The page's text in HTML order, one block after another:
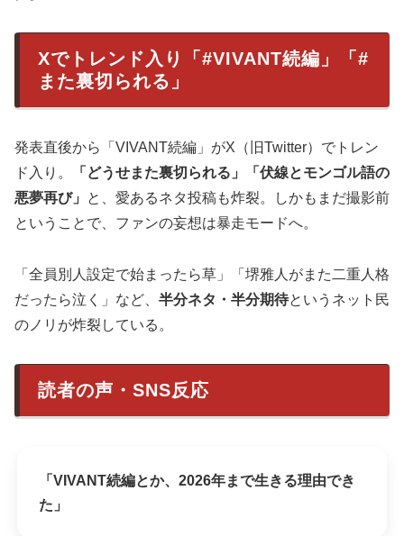
Xでトレンド入り「#VIVANT続編」「#
また裏切られる」
発表直後から「VIVANT続編」がX（旧Twitter）でトレン
ド入り。
「どうせまた裏切られる」「伏線とモンゴル語の
悪夢再び」
と、愛あるネタ投稿も炸裂。しかもまだ撮影前
ということで、ファンの妄想は暴走モードへ。
「全員別人設定で始まったら草」「堺雅人がまた二重人格
だったら泣く」など、 半分ネタ・半分期待というネット民
のノリが炸裂している。
読者の声・SNS反応
「VIVANT続編とか、2026年まで生きる理由でき
た」